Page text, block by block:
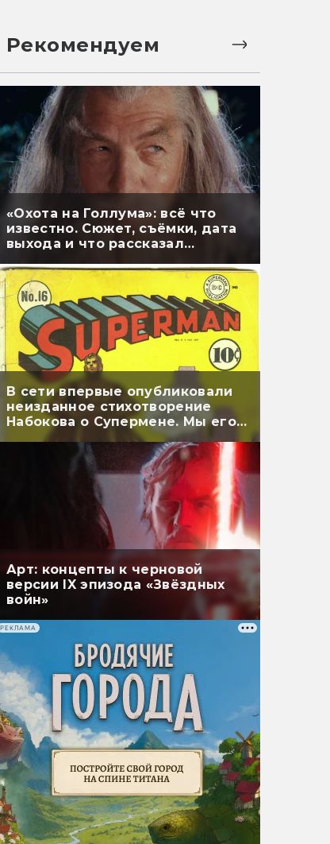
Рекомендуем
«Охота на Голлума»: всё что
известно. Сюжет, съёмки, дата
выхода и что рассказал
В сети впервые опубликовали
неизданное стихотворение
Набокова о Супермене. Мы его
перевели
Арт: концепты к черновой
версии IX эпизода «Звёздных
войн»
РЕКЛАМА